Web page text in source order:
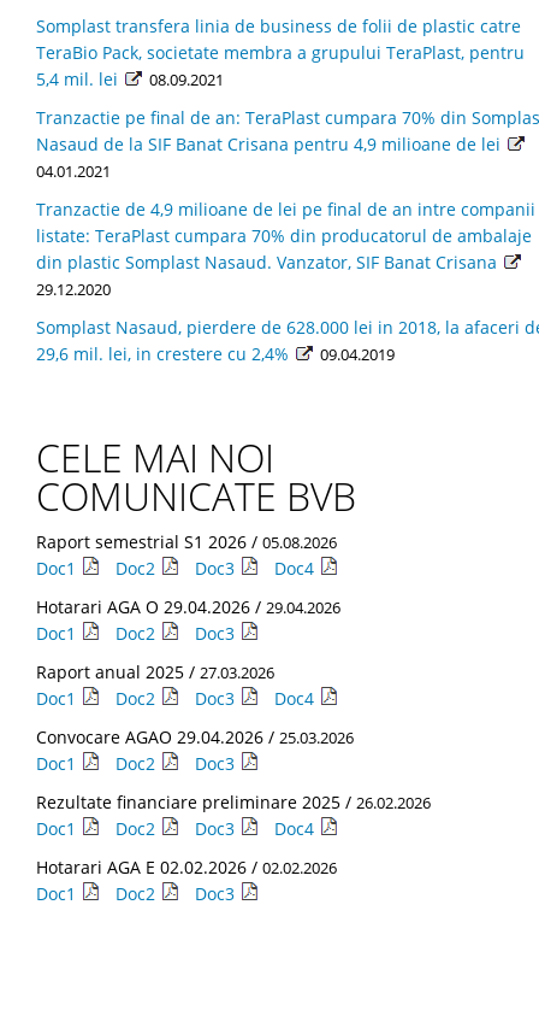
Somplast transfera linia de business de folii de plastic catre
TeraBio Pack, societate membra a grupului TeraPlast, pentru
5,4 mil. lei
08.09.2021
Tranzactie pe final de an: TeraPlast cumpara 70% din
Nasaud de la SIF Banat Crisana pentru 4,9 milioane de lei
04.01.2021
Tranzactie de 4,9 milioane de lei pe final de an intre companii
listate: TeraPlast cumpara 70% din producatorul de ambalaje
din plastic Somplast Nasaud. Vanzator, SIF Banat Crisana
29.12.2020
Somplast Nasaud, pierdere de 628.000 lei in 2018, la afaceri
29,6 mil. lei, in crestere cu 2,4%
09.04.2019
CELE MAI NOI
COMUNICATE BVB
Raport semestrial S1 2026 / 05.08.2026
Doc1 Doc2 Doc3
Doc4
Hotarari AGA O 29.04.2026 / 29.04.2026
Doc1 Doc2
Doc3
Raport anual 2025 / 27.03.2026
Doc1 Doc2 Doc3
Doc4
Convocare AGAO 29.04.2026 / 25.03.2026
Doc1 Doc2
Doc3
Rezultate financiare preliminare 2025 / 26.02.2026
Doc1 Doc2 Doc3
Doc4
Hotarari AGA E 02.02.2026 / 02.02.2026
Doc1 Doc2 Doc3